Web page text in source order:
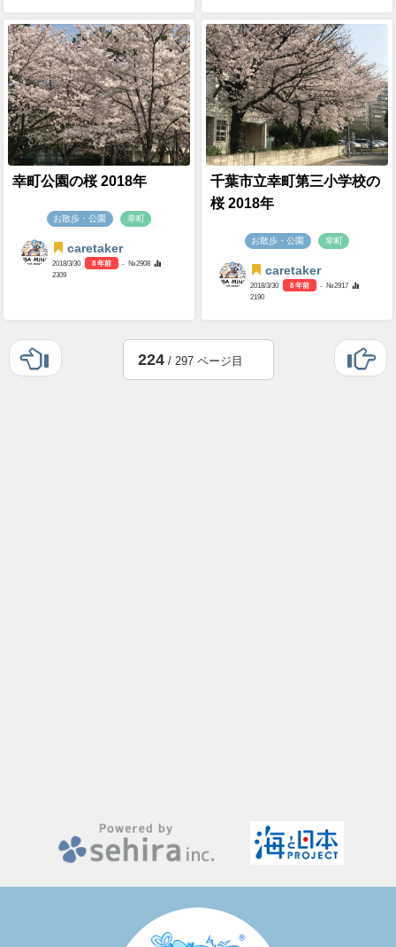
幸町公園の桜 2018年
お散歩・公園 幸町
caretaker
2018/3/30 8 年前
- №2908
2309
千葉市立幸町第三小学校の
桜 2018年
お散歩・公園 幸町
caretaker
2018/3/30 8 年前
- №2917
2190
224/ 297 ページ目